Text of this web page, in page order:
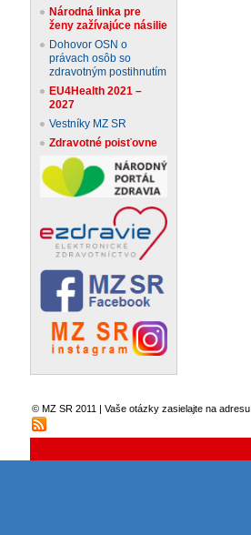
Národná linka pre
ženy zažívajúce násilie
Dohovor OSN o
právach osôb so
zdravotným postihnutím
EU4Health 2021 –
2027
Vestníky MZ SR
Zdravotné poisťovne
© MZ SR 2011 | Vaše otázky zasielajte na adresu